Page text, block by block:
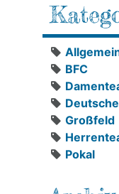
BFC
Großfeld
Pokal